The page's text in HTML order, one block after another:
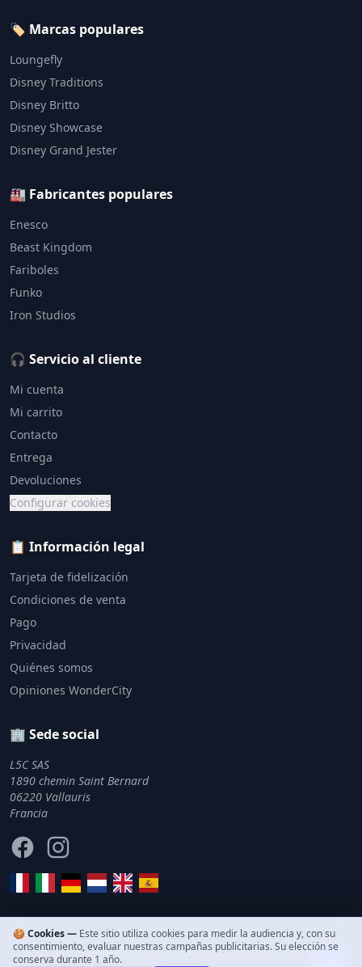
🏷️ Marcas populares
Loungefly
Disney Traditions
Disney Britto
Disney Showcase
Disney Grand Jester
🏭 Fabricantes populares
Enesco
Beast Kingdom
Fariboles
Funko
Iron Studios
🎧 Servicio al cliente
Mi cuenta
Mi carrito
Contacto
Entrega
Devoluciones
Configurar cookies
📋 Información legal
Tarjeta de fidelización
Condiciones de venta
Pago
Privacidad
Quiénes somos
Opiniones WonderCity
🏢 Sede social
L5C SAS
1890 chemin Saint Bernard
06220 Vallauris
Francia
FacebookInstagram
© 2011–2026 WonderCity. Todos los derechos reservados.
🍪 Cookies — Este sitio utiliza cookies para medir la audiencia y, con su
consentimiento, evaluar nuestras campañas publicitarias. Su elección se
conserva durante 1 año.